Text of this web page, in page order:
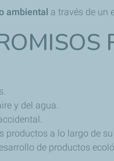
ambiental a través de un
y del agua.
productos a lo largo de su
de productos